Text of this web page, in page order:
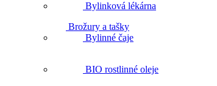
Brožury a tašky
Bylinková lékárna
Bylinné čaje
BIO rostlinné oleje